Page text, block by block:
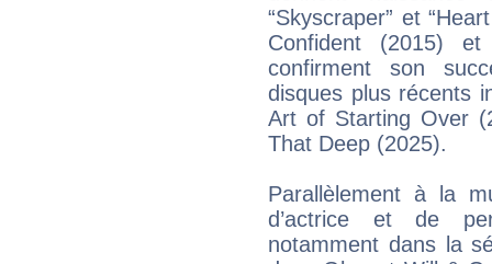
“Skyscraper” et
Confident (2015)
confirment son
disques plus récents
Art of Starting Over
That Deep (2025).
Parallèlement à la
d’actrice et de
notamment dans la